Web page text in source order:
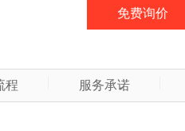
免费询价
程 服务承诺